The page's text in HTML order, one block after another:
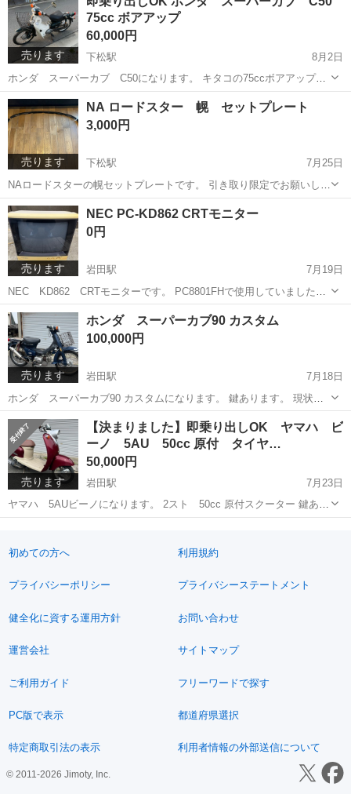
売ります
75cc ボアアップ
60,000円
下松駅
8月2日
ホンダ スーパーカブ C50になります。 キタコの75ccボアアップキ
ットを組んでいるため75cc登録になります。（原付2種） 鍵ありま
す。 メーター読み走行距離 36313.7キロ 現状でのお渡しとなる為現
車確認を...
山口 下松市 ホンダ ボアアップ
売ります
NA ロードスター 幌 セットプレート
3,000円
下松駅
7月25日
NAロードスターの幌セットプレートです。 引き取り限定でお願いしま
す。 よろしくおねがいします。
山口 下松市
売ります
NEC PC-KD862 CRTモニター
0円
岩田駅
7月19日
NEC KD862 CRTモニターです。 PC8801FHで使用していました。
表示確認済みです。レトロで希少なモニターです。前面に日焼けによ
る黄ばみがあります。
山口 光市 岩田駅 パソコン CRT
売ります
ホンダ スーパーカブ90 カスタム
100,000円
岩田駅
7月18日
ホンダ スーパーカブ90 カスタムになります。 鍵あります。 現状で
のお渡しとなる為現車確認をおすすめします。 年式の割には綺麗だと
思います。 キックでエンジンかかります。
山口 光市 岩田駅 ホンダ カスタム
売ります
【決まりました】即乗り出しOK ヤマハ ビ
ーノ 5AU 50cc 原付 タイヤ…
50,000円
岩田駅
7月23日
ヤマハ 5AUビーノになります。 2スト 50cc 原付スクーター 鍵あり
ます。 メーター読み走行距離 10852キロ 現状でのお渡しとなる為現
ン...
初めての方へ 利用規約
プライバシーポリシー プライバシーステートメント
健全化に資する運用方針 お問い合わせ
運営会社 サイトマップ
ご利用ガイド フリーワードで探す
PC版で表示 都道府県選択
特定商取引法の表示 利用者情報の外部送信について
© 2011-2026 Jimoty, Inc.